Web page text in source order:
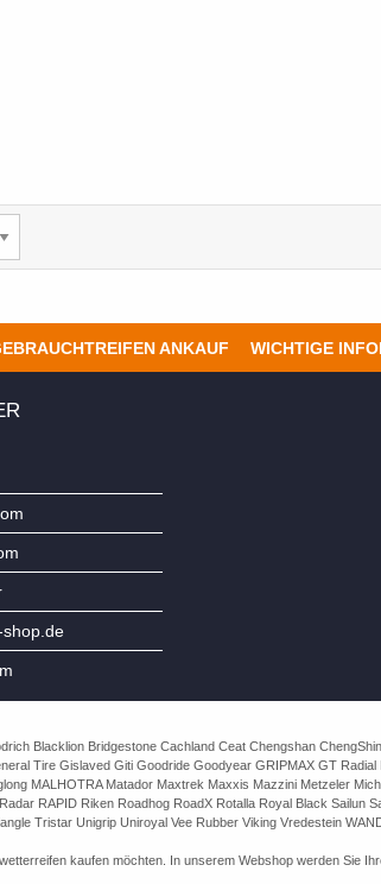
ANKAUF WICHTIGE
Blacklion Bridgestone Cachland Ceat Chengshan
Tire Gislaved Giti Goodride Goodyear GRIPMAX GT
MALHOTRA Matador Maxtrek Maxxis Mazzini Metzeler
RAPID Riken Roadhog RoadX Rotalla Royal Black Sailun
Tristar Unigrip Uniroyal Vee Rubber Viking Vredestein
kaufen möchten. In unserem Webshop werden Sie